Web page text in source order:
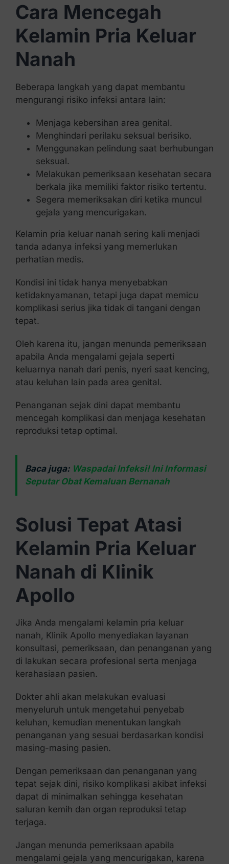
Cara Mencegah
Kelamin Pria Keluar
Nanah
Beberapa langkah yang dapat membantu
mengurangi risiko infeksi antara lain:
Menjaga kebersihan area genital.
Menghindari perilaku seksual berisiko.
Menggunakan pelindung saat berhubungan
seksual.
Melakukan pemeriksaan kesehatan secara
berkala jika memiliki faktor risiko tertentu.
Segera memeriksakan diri ketika muncul
gejala yang mencurigakan.
Kelamin pria keluar nanah sering kali menjadi
tanda adanya infeksi yang memerlukan
perhatian medis.
Kondisi ini tidak hanya menyebabkan
ketidaknyamanan, tetapi juga dapat memicu
komplikasi serius jika tidak di tangani dengan
tepat.
Oleh karena itu, jangan menunda pemeriksaan
apabila Anda mengalami gejala seperti
keluarnya nanah dari penis, nyeri saat kencing,
atau keluhan lain pada area genital.
Penanganan sejak dini dapat membantu
mencegah komplikasi dan menjaga kesehatan
reproduksi tetap optimal.
Baca juga: Waspadai Infeksi! Ini Informasi
Seputar Obat Kemaluan Bernanah
Solusi Tepat Atasi
Kelamin Pria Keluar
Nanah di Klinik
Apollo
Jika Anda mengalami kelamin pria keluar
nanah, Klinik Apollo menyediakan layanan
konsultasi, pemeriksaan, dan penanganan yang
di lakukan secara profesional serta menjaga
kerahasiaan pasien.
Dokter ahli akan melakukan evaluasi
menyeluruh untuk mengetahui penyebab
keluhan, kemudian menentukan langkah
penanganan yang sesuai berdasarkan kondisi
masing-masing pasien.
Dengan pemeriksaan dan penanganan yang
tepat sejak dini, risiko komplikasi akibat infeksi
dapat di minimalkan sehingga kesehatan
saluran kemih dan organ reproduksi tetap
terjaga.
Jangan menunda pemeriksaan apabila
mengalami gejala yang mencurigakan, karena